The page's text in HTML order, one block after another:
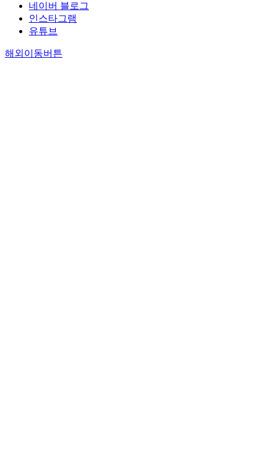
네이버 블로그
인스타그램
유튜브
해외이동버튼